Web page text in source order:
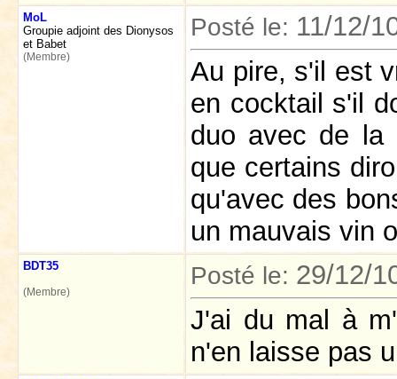
MoL
Groupie adjoint des Dionysos
et Babet
(Membre)
Posté le: 11/12/
Au pire, s'il est
en cocktail s'il
duo avec de la
que certains
qu'avec des
un mauvais vin
BDT35
(Membre)
Posté le: 29/12/
J'ai du mal à
n'en laisse pas